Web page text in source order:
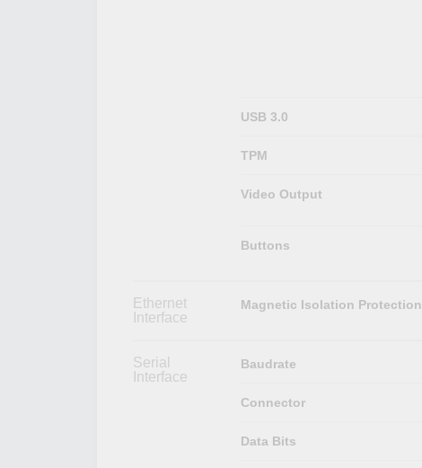
USB 3.0
TPM
Video Output
Buttons
Ethernet
Interface
Magnetic Isolation Protection
Serial
Interface
Baudrate
Connector
Data Bits